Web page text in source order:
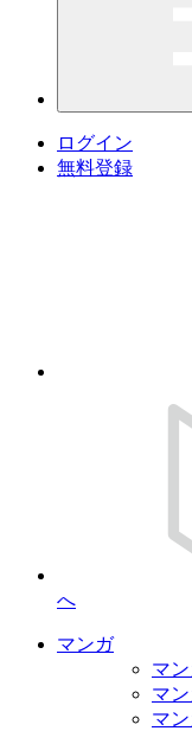
ログイン
無料登録
へ
マンガ
マ
マ
マ